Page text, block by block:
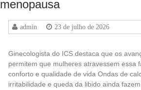
menopausa
admin 23 de julho de 2026
Ginecologista do ICS destaca que os
permitem que mulheres atravessem essa
conforto e qualidade de vida Ondas de
irritabilidade e queda da libido ainda